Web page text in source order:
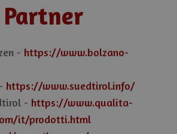
- https://www.bolzano-
https://www.suedtirol.info/
- https://www.qualita-
it/prodotti.html